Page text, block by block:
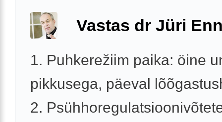
Vastas dr Jüri
1. Puhkerežiim paika: öine
pikkusega, päeval
2.